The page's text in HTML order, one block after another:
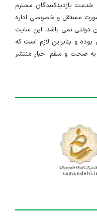
بازدیدکنندگان محترم
مستقل و خصوصی اداره
دولتی نمی باشد، این سایت
و بنابراین لازم است که
به صحت و سقم اخبار منتشر